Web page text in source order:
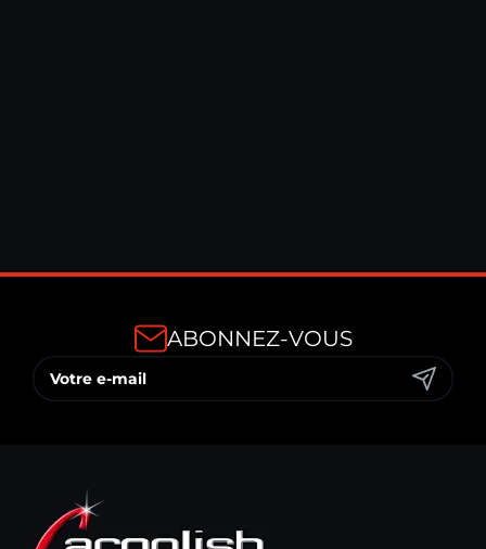
ABONNEZ-VOUS